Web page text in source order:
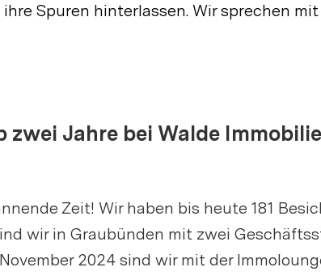
Spuren hinterlassen. Wir sprechen
Jahre bei Walde
Zeit! Wir haben bis heute 181
wir in Graubünden mit zwei
2024 sind wir mit der